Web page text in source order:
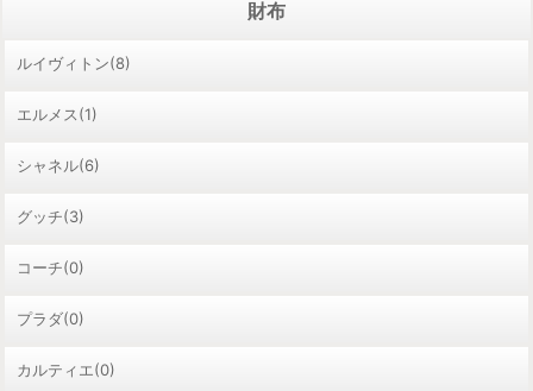
財布
ルイヴィトン(8)
エルメス(1)
シャネル(6)
グッチ(3)
コーチ(0)
プラダ(0)
カルティエ(0)